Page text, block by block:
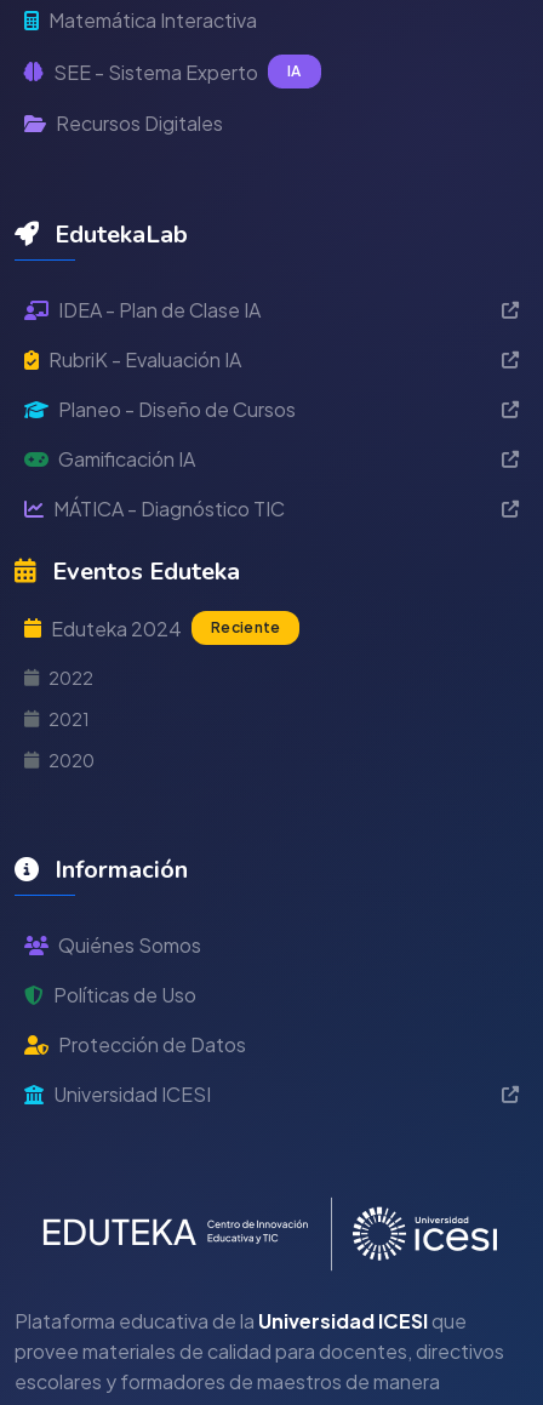
Matemática Interactiva
SEE - Sistema Experto IA
Recursos Digitales
EdutekaLab
IDEA - Plan de Clase IA
RubriK - Evaluación IA
Planeo - Diseño de Cursos
Gamificación IA
MÁTICA - Diagnóstico TIC
Eventos Eduteka
Eduteka 2024 Reciente
2022
2021
2020
Información
Quiénes Somos
Políticas de Uso
Protección de Datos
Universidad ICESI
Plataforma educativa de la Universidad ICESIque
provee materiales de calidad para docentes, directivos
escolares y formadores de maestros de manera